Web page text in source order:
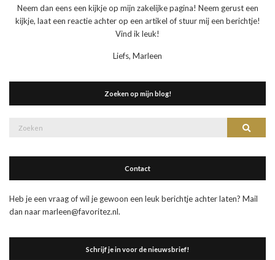
Neem dan eens een kijkje op mijn zakelijke pagina! Neem gerust een
kijkje, laat een reactie achter op een artikel of stuur mij een berichtje!
Vind ik leuk!
Liefs, Marleen
Zoeken op mijn blog!
Contact
Heb je een vraag of wil je gewoon een leuk berichtje achter laten? Mail
dan naar marleen@favoritez.nl.
Schrijf je in voor de nieuwsbrief!